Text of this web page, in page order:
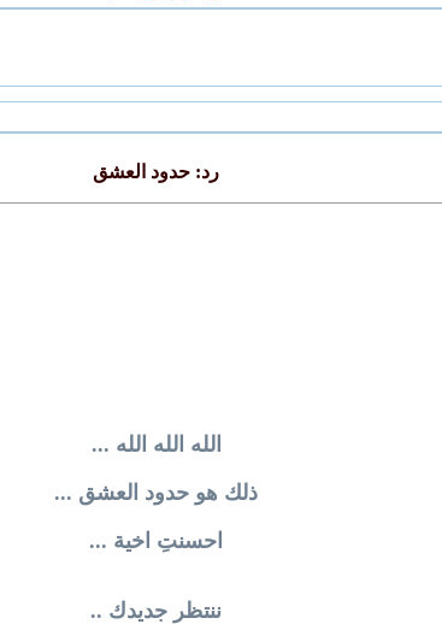
رد: حدود العشق
الله الله الله ...
ذلك هو حدود العشق ...
احسنتِ اخية ...
ننتظر جديدك ..